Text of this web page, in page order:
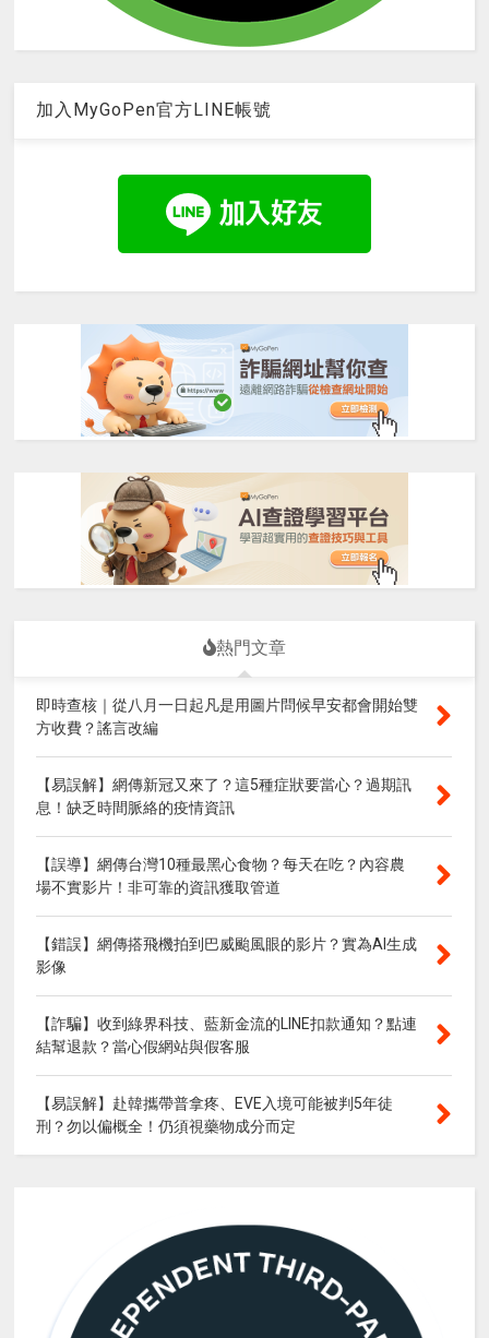
加入MyGoPen官方LINE帳號
熱門文章
即時查核｜從八月一日起凡是用圖片問候早安都會開始雙
方收費？謠言改編
【易誤解】網傳新冠又來了？這5種症狀要當心？過期訊
息！缺乏時間脈絡的疫情資訊
【誤導】網傳台灣10種最黑心食物？每天在吃？內容農
場不實影片！非可靠的資訊獲取管道
【錯誤】網傳搭飛機拍到巴威颱風眼的影片？實為AI生成
影像
【詐騙】收到綠界科技、藍新金流的LINE扣款通知？點連
結幫退款？當心假網站與假客服
【易誤解】赴韓攜帶普拿疼、EVE入境可能被判5年徒
刑？勿以偏概全！仍須視藥物成分而定